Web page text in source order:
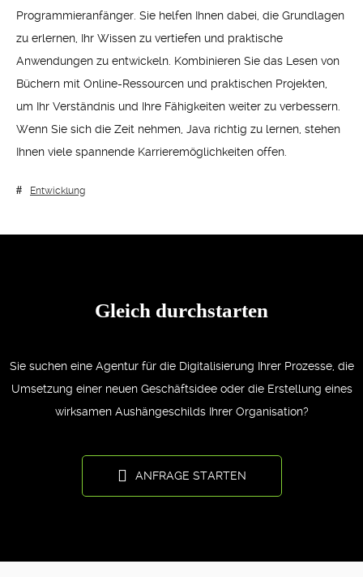
Programmieranfänger. Sie helfen Ihnen dabei, die Grundlagen
zu erlernen, Ihr Wissen zu vertiefen und praktische
Anwendungen zu entwickeln. Kombinieren Sie das Lesen von
Büchern mit Online-Ressourcen und praktischen Projekten,
um Ihr Verständnis und Ihre Fähigkeiten weiter zu verbessern.
Wenn Sie sich die Zeit nehmen, Java richtig zu lernen, stehen
Ihnen viele spannende Karrieremöglichkeiten offen.
Entwicklung
Gleich durchstarten
Sie suchen eine Agentur für die Digitalisierung Ihrer Prozesse, die
Umsetzung einer neuen Geschäftsidee oder die Erstellung eines
wirksamen Aushängeschilds Ihrer Organisation?
ANFRAGE STARTEN